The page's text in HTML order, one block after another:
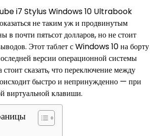
i7 Stylus Windows 10 Ultrabook
не таким уж и продвинутым
в почти пятьсот долларов, но не стоит
Этот таблет с Windows 10 на борту
версии операционной системы
сказать, что переключение между
быстро и непринужденно — при
виртуальной клавиши.